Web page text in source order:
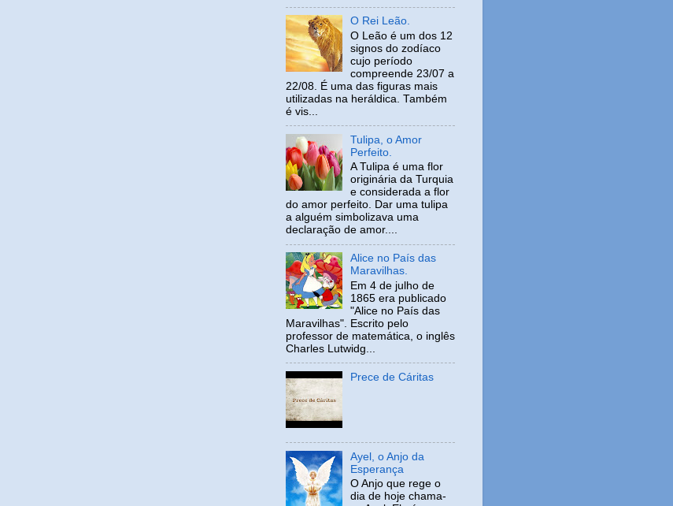
O Rei Leão.
O Leão é um dos 12
signos do zodíaco
cujo período
compreende 23/07 a
22/08. É uma das figuras mais
utilizadas na heráldica. Também
é vis...
Tulipa, o Amor
Perfeito.
A Tulipa é uma flor
originária da Turquia
e considerada a flor
do amor perfeito. Dar uma tulipa
a alguém simbolizava uma
declaração de amor....
Alice no País das
Maravilhas.
Em 4 de julho de
1865 era publicado
"Alice no País das
Maravilhas". Escrito pelo
professor de matemática, o inglês
Charles Lutwidg...
Prece de Cáritas
Ayel, o Anjo da
Esperança
O Anjo que rege o
dia de hoje chama-